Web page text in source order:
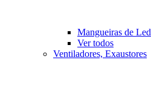
Mangueiras de Led
Ver todos
Ventiladores, Exaustores